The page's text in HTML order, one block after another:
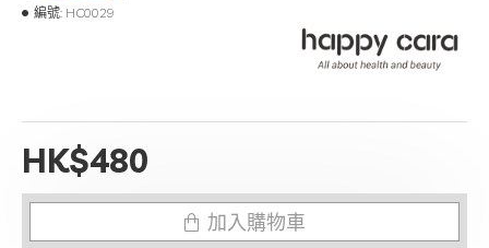
HK$480
編號: HC0029
加入購物車